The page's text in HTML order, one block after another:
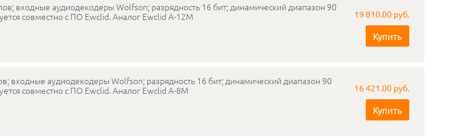
входные аудиодекодеры Wolfson; разрядность 16 бит; динамический диапазон 90
совместно с ПО Ewclid. Аналог Ewclid A-12M
19 810.00 руб.
Купить
входные аудиодекодеры Wolfson; разрядность 16 бит; динамический диапазон 90
совместно с ПО Ewclid. Аналог Ewclid A-8M
16 421.00 руб.
Купить